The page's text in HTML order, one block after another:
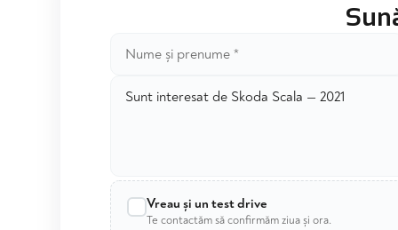
Vreau și un test drive
Te contactăm să confirmăm ziua și ora.